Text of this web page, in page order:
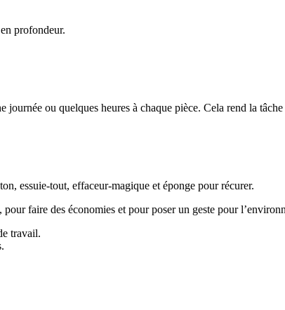
profondeur.
ou quelques heures à chaque pièce. Cela rend la
essuie-tout, effaceur-magique et éponge pour récurer.
faire des économies et pour poser un geste pour
travail.